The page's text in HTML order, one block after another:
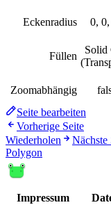
Eckenradius
0,
Füllen
Solid
Zoomabhängig
Seite bearbeiten
Vorherige Seite
Wiederholen
Nächste
Polygon
Impressum